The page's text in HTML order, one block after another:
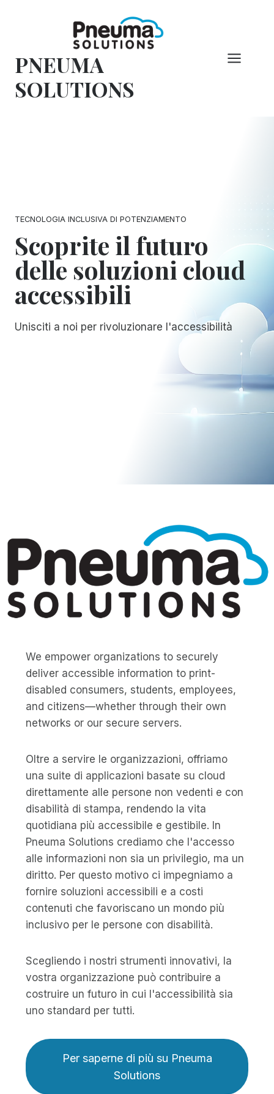
PNEUMA
SOLUTIONS
TECNOLOGIA INCLUSIVA DI POTENZIAMENTO
Scoprite il futuro
delle soluzioni cloud
accessibili
Unisciti a noi per rivoluzionare l'accessibilità
We empower organizations to securely
deliver accessible information to print-
disabled consumers, students, employees,
and citizens—whether through their own
networks or our secure servers.
Oltre a servire le organizzazioni, offriamo
una suite di applicazioni basate su cloud
direttamente alle persone non vedenti e con
disabilità di stampa, rendendo la vita
quotidiana più accessibile e gestibile. In
Pneuma Solutions crediamo che l'accesso
alle informazioni non sia un privilegio, ma un
diritto. Per questo motivo ci impegniamo a
fornire soluzioni accessibili e a costi
contenuti che favoriscano un mondo più
inclusivo per le persone con disabilità.
Scegliendo i nostri strumenti innovativi, la
vostra organizzazione può contribuire a
costruire un futuro in cui l'accessibilità sia
uno standard per tutti.
Per saperne di più su Pneuma
Solutions